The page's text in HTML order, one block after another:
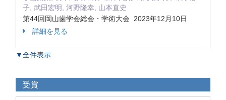
子, 武田宏明, 河野隆幸, 山本直史
第44回岡山歯学会総会・学術大会 2023年12月10日
詳細を見る
▼全件表示
受賞